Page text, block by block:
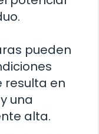
pueden
resulta en
una
alta.